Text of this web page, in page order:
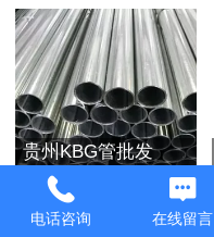
贵州KBG管批发
电话咨询 在线留言